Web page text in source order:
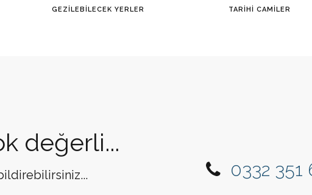
GEZILEBILECEK YERLER TARIHI CAMILER
değerli...
0332 351